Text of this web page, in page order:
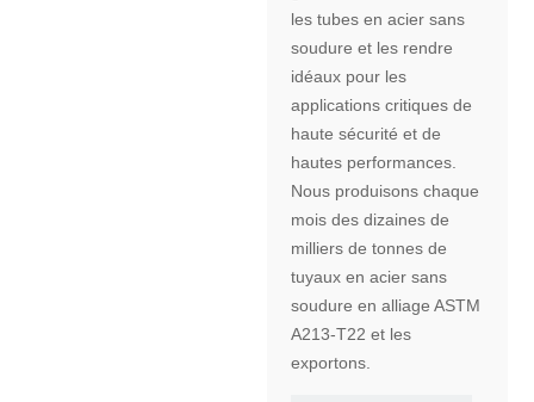
les tubes en acier sans
soudure et les rendre
idéaux pour les
applications critiques de
haute sécurité et de
hautes performances.
Nous produisons chaque
mois des dizaines de
milliers de tonnes de
tuyaux en acier sans
soudure en alliage ASTM
A213-T22 et les
exportons.